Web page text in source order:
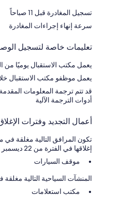
تسجيل المغادرة قبل 11 صباحاً
سرعة إنهاء إجراءات المغادرة
تعليمات خاصة لتسجيل
يعمل مكتب الاستقبال يوميًا من الساعة 10 صباحاً حتى
يعمل موظفو مكتب الاستقبال
قد تتم ترجمة المعلومات
أدوات الترجمة الآلية
أعمال التجديد وفترات
تكون المرافق التالية مغلقة
إغلاقها في الفترة من 22 ديسمبر إلى 26 ديسمبر:
موقف السيارات
المنشآت السياحية التالية مغلقة
مكتب استعلامات